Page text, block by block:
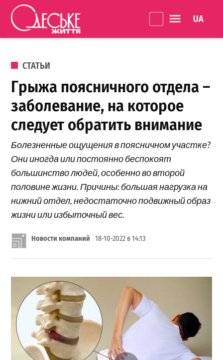
Перейти к содержанию
життя
ОПУБЛИКОВАНО В
СТАТЬИ
Грыжа поясничного отдела –
заболевание, на которое
следует обратить внимание
Болезненные ощущения в поясничном участке?
Они иногда или постоянно беспокоят
большинство людей, особенно во второй
половине жизни. Причины: большая нагрузка на
нижний отдел, недостаточно подвижный образ
жизни или избыточный вес.
Новости компаний 18-10-2022 в 14:13